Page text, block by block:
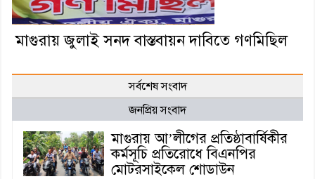
মাগুরায় জুলাই সনদ বাস্তবায়ন দাবিতে গণমিছিল
সর্বশেষ সংবাদ
জনপ্রিয় সংবাদ
মাগুরায় আ’লীগের প্রতিষ্ঠাবার্ষিকীর
কর্মসূচি প্রতিরোধে বিএনপির
মোটরসাইকেল শোডাউন